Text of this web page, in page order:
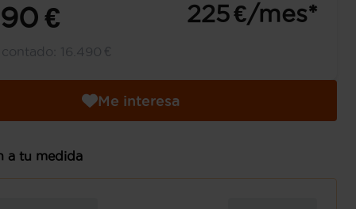
€ 225 €/mes*
16.490 €
Me interesa
a tu medida